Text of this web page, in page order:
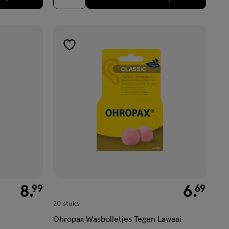
€ 8.99
8.99
toevoegen
€ 6.69
6.69
20 stuks
Ohropax Wasbolletjes Tegen Lawaai